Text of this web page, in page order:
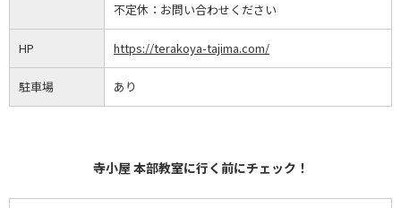
不定休： お問い合わせください
HP https://terakoya-tajima.com/
駐車場 あり
寺小屋 本部教室に行く前にチェック！